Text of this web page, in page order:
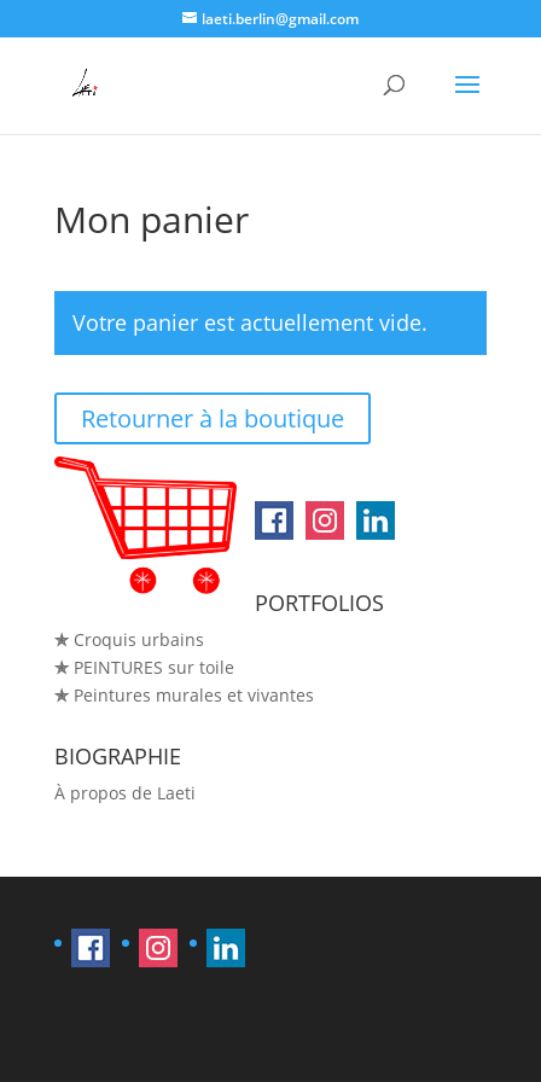
laeti.berlin@gmail.com
Mon panier
Votre panier est actuellement vide.
Retourner à la boutique
PORTFOLIOS
✯Croquis urbains
✯PEINTURES sur toile
✯Peintures murales et vivantes
BIOGRAPHIE
À propos de Laeti